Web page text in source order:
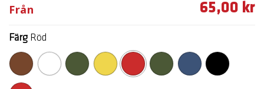
Från 65,00 kr
Färg Röd
markerade